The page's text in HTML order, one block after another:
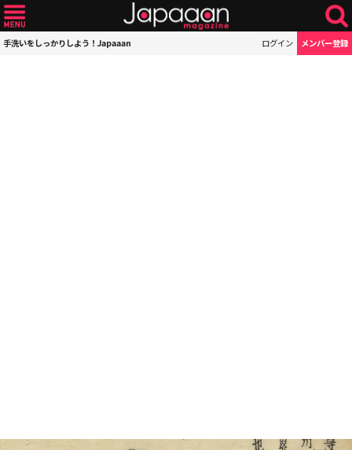
手洗いをしっかりしよう！Japaaan ログイン メンバー登録